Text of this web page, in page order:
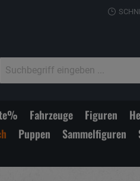
Fahrzeuge Figuren
Puppen Sammelfiguren